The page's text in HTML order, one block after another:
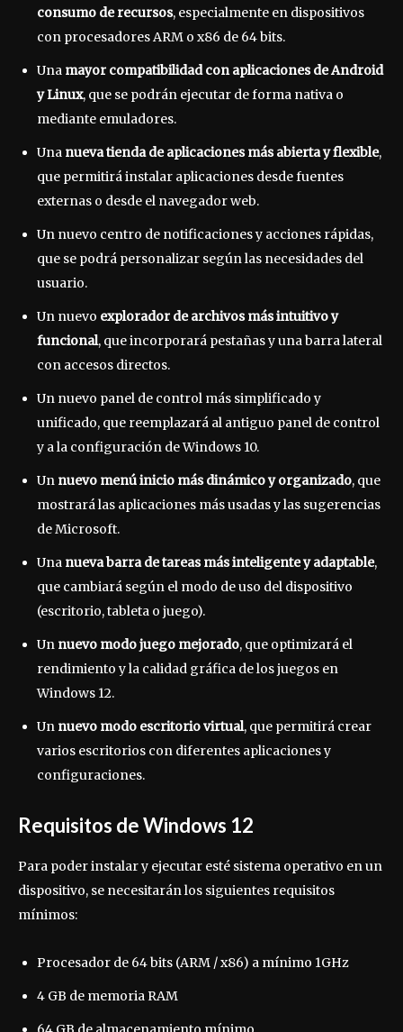
consumo de recursos, especialmente en dispositivos
con procesadores ARM o x86 de 64 bits.
Una mayor compatibilidad con aplicaciones de Android
y Linux, que se podrán ejecutar de forma nativa o
mediante emuladores.
Una nueva tienda de aplicaciones más abierta y flexible,
que permitirá instalar aplicaciones desde fuentes
externas o desde el navegador web.
Un nuevo centro de notificaciones y acciones rápidas,
que se podrá personalizar según las necesidades del
usuario.
Un nuevo explorador de archivos más intuitivo y
funcional, que incorporará pestañas y una barra lateral
con accesos directos.
Un nuevo panel de control más simplificado y
unificado, que reemplazará al antiguo panel de control
y a la configuración de Windows 10.
Un nuevo menú inicio más dinámico y organizado, que
mostrará las aplicaciones más usadas y las sugerencias
de Microsoft.
Una nueva barra de tareas más inteligente y adaptable,
que cambiará según el modo de uso del dispositivo
(escritorio, tableta o juego).
Un nuevo modo juego mejorado, que optimizará el
rendimiento y la calidad gráfica de los juegos en
Windows 12.
Un nuevo modo escritorio virtual, que permitirá crear
varios escritorios con diferentes aplicaciones y
configuraciones.
Requisitos de Windows 12
Para poder instalar y ejecutar esté sistema operativo en un
dispositivo, se necesitarán los siguientes requisitos
mínimos:
Procesador de 64 bits (ARM / x86) a mínimo 1GHz
4 GB de memoria RAM